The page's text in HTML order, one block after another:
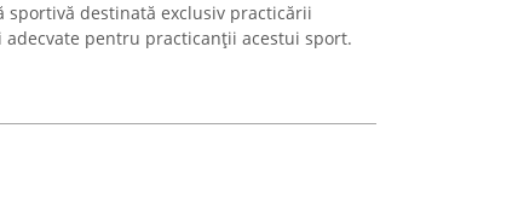
sportivă destinată exclusiv practicării
pentru practicanții acestui sport.